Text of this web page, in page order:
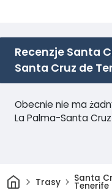
Recenzje Santa
Santa Cruz de
Obecnie nie ma
La Palma-Santa
DomTrasy Santa
Tenerife